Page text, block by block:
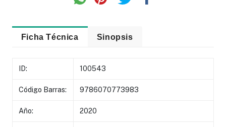
Ficha Técnica Sinopsis
ID: 100543
Código Barras: 9786070773983
Año: 2020